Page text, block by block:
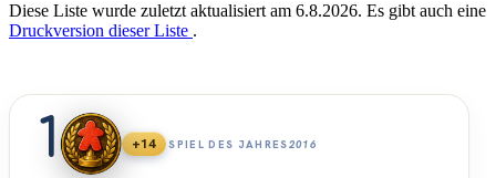
Diese Liste wurde zuletzt aktualisiert am 6.8.2026. Es gibt auch eine
Druckversion dieser Liste .
1 +14 SPIEL DES JAHRES2016